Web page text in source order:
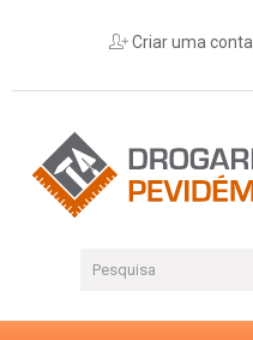
Criar uma conta